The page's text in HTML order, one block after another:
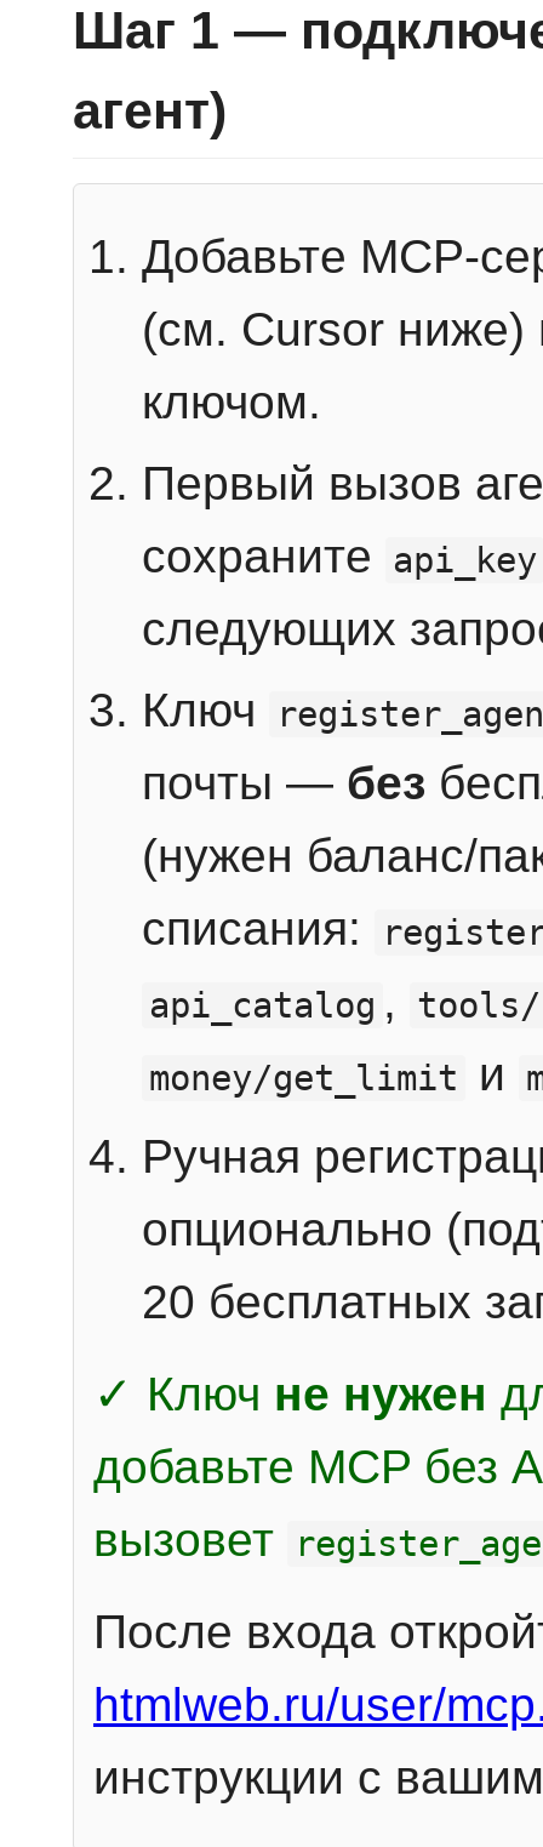
Шаг 1 —
агент)
Добавьте MCP-
(см. Cursor ниже)
ключом.
Первый вызов
сохраните
api_key
следующих
Ключ
почты — без
(нужен баланс/
списания:
api_catalog ,
money/get_limit
и
Ручная
опционально
20 бесплатных
✓ Ключ не нужен
добавьте MCP без
вызовет
После входа
htmlweb.ru/user/
инструкции с